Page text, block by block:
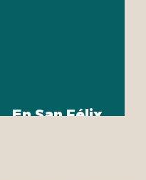
En San Félix,